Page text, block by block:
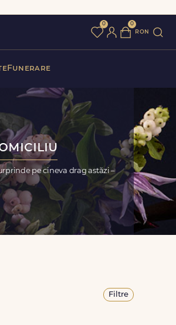
0 0
ron
Funerare
pe cineva drag astăzi –
Filtre